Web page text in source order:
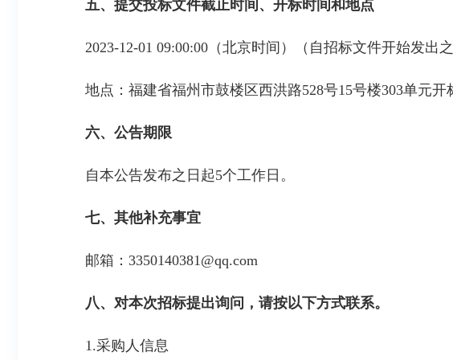
五、提交投标文件截止时间、开标时间和地点
2023-12-01 09:00:00（北京时间）（自招标文件开始发出
地点： 福建省福州市鼓楼区西洪路528号15号楼303单元开
六、公告期限
自本公告发布之日起5个工作日。
七、其他补充事宜
邮箱： 3350140381@qq.com
八、对本次招标提出询问，请按以下方式联系。
1.采购人信息